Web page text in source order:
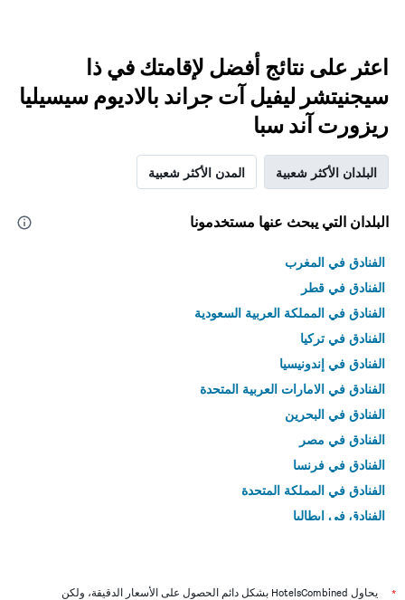
اعثر على نتائج أفضل لإقامتك في ذا
سيجنيتشر ليفيل آت جراند بالاديوم سيسيليا
ريزورت آند سبا
البلدان الأكثر شعبية المدن الأكثر شعبية
البلدان التي يبحث عنها مستخدمونا
الفنادق في المغرب
الفنادق في قطر
الفنادق في المملكة العربية السعودية
الفنادق في تركيا
الفنادق في إندونيسيا
الفنادق في الامارات العربية المتحدة
الفنادق في البحرين
الفنادق في مصر
الفنادق في فرنسا
الفنادق في المملكة المتحدة
الفنادق في إيطاليا
* يحاول HotelsCombined بشكل دائم الحصول على الأسعار الدقيقة، ولكن